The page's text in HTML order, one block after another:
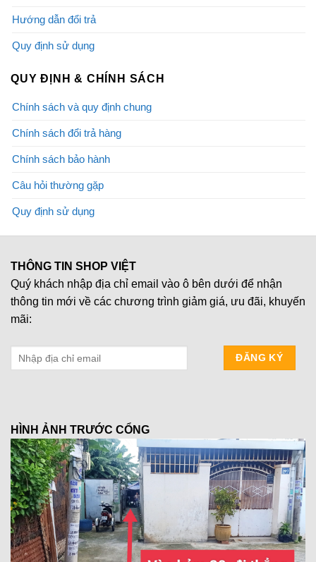
Hướng dẫn đổi trả
Quy định sử dụng
QUY ĐỊNH & CHÍNH SÁCH
Chính sách và quy định chung
Chính sách đổi trả hàng
Chính sách bảo hành
Câu hỏi thường gặp
Quy định sử dụng
THÔNG TIN SHOP VIỆT
Quý khách nhập địa chỉ email vào ô bên dưới để nhận
thông tin mới về các chương trình giảm giá, ưu đãi, khuyến
mãi:
HÌNH ẢNH TRƯỚC CỔNG